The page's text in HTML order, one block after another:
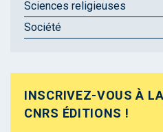
Sciences religieuses
Société
INSCRIVEZ-VOUS À
CNRS ÉDITIONS !